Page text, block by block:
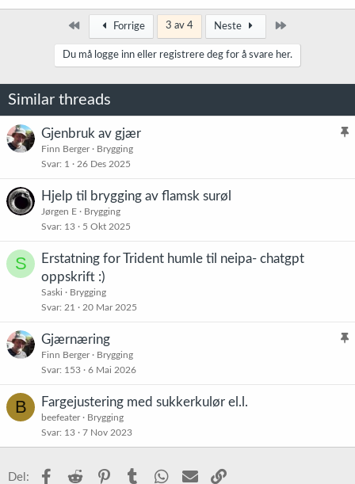
Først Forrige 3 av 4 Neste
Du må logge inn eller registrere deg for å svare her.
Similar threads
K
Gjenbruk av gjær
Finn Berger
Brygging
Svar 1 26 Des 2025
Hjelp til brygging av flamsk surøl
Jørgen E
Brygging
Svar 13 5 Okt 2025
S
Erstatning for Trident humle til neipa- chatgpt
oppskrift :)
Saski
Brygging
Svar 21 20 Mar 2025
K
Gjærnæring
Finn Berger
Brygging
Svar 153 6 Mai 2026
B Fargejustering med sukkerkulør el.l.
beefeater
Brygging
Svar 13 7 Nov 2023
Del: Facebook
Reddit PinterestTumblr WhatsApp
E-post